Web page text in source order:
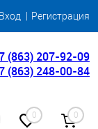
Вход Регистрация
(863) 207-92-09
(863) 248-00-84
0 0